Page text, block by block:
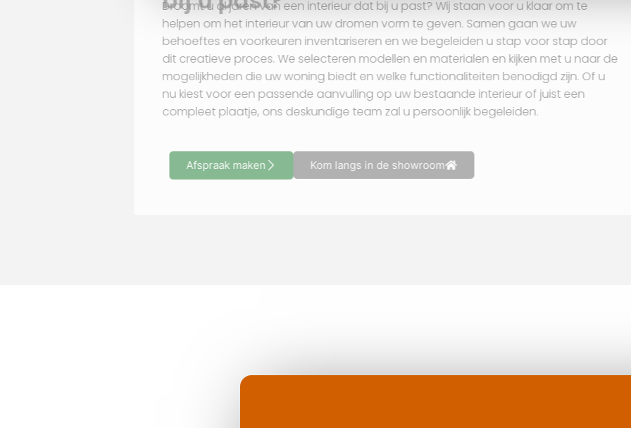
Droomt u al jaren van een interieur dat bij u past? Wij
helpen om het interieur van uw dromen vorm te geven.
behoeftes en voorkeuren inventariseren en we
dit creatieve proces. We selecteren modellen en
mogelijkheden die uw woning biedt en welke
nu kiest voor een passende aanvulling op uw bestaande
compleet plaatje, ons deskundige team zal u persoonlijk
Afspraak maken